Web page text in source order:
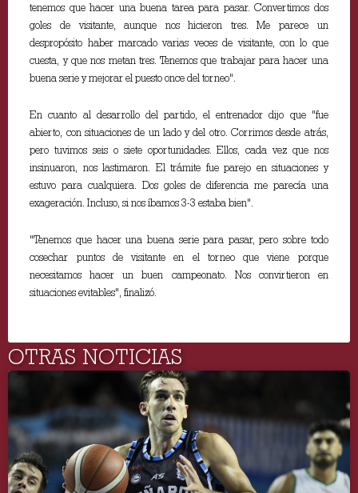
tenemos que hacer una buena tarea para pasar. Convertimos dos
goles de visitante, aunque nos hicieron tres. Me parece un
despropósito haber marcado varias veces de visitante, con lo que
cuesta, y que nos metan tres. Tenemos que trabajar para hacer una
buena serie y mejorar el puesto once del torneo".
En cuanto al desarrollo del partido, el entrenador dijo que "fue
abierto, con situaciones de un lado y del otro. Corrimos desde atrás,
pero tuvimos seis o siete oportunidades. Ellos, cada vez que nos
insinuaron, nos lastimaron. El trámite fue parejo en situaciones y
estuvo para cualquiera. Dos goles de diferencia me parecía una
exageración. Incluso, si nos íbamos 3-3 estaba bien".
"Tenemos que hacer una buena serie para pasar, pero sobre todo
cosechar puntos de visitante en el torneo que viene porque
necesitamos hacer un buen campeonato. Nos convirtieron en
situaciones evitables", finalizó.
OTRAS NOTICIAS